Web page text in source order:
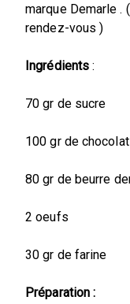
marque Demarle
rendez-vous )
Ingrédients:
70 gr de sucre
100 gr de
80 gr de beurre
2 oeufs
30 gr de farine
Préparation :